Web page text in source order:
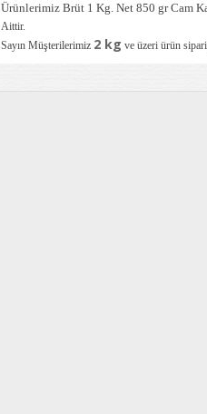
Ürünlerimiz Brüt 1 Kg. Net 850 gr Cam
Aittir.
Sayın Müşterilerimiz 2 kg ve üzeri ürün